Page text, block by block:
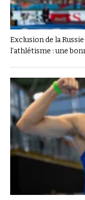
Exclusion de la
l’athlétisme : une